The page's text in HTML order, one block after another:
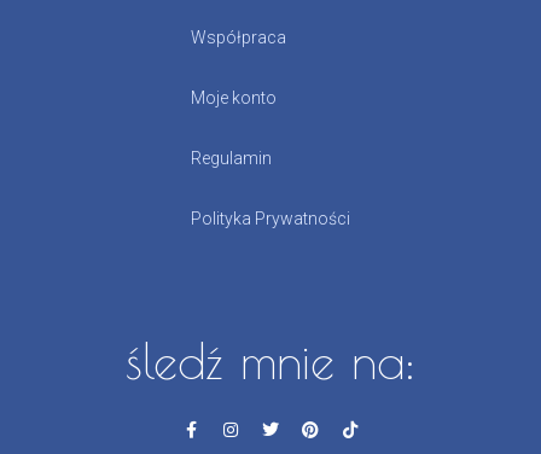
Współpraca
Moje konto
Regulamin
Polityka Prywatności
śledź mnie na: